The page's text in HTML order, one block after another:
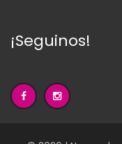
¡Seguinos!